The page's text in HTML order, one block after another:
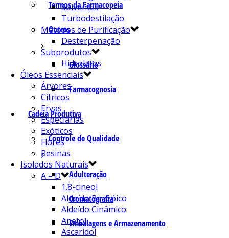
Termos da Farmacopeia
Outros
Glossário
Farmacognosia
Cadeia Produtiva
Controle de Qualidade
Adulteração
Cromatografia
Embalagens e Armazenamento
Solventes
Turbodestilação
Métodos de Purificação
Desterpenação
Subprodutos
Hidrolatos
Óleos Essenciais
Árvores
Cítricos
Ervas
Especiarias
Exóticos
Flores
Resinas
Isolados Naturais
A – D
1.8-cineol
Aldeído Benzóico
Aldeído Cinâmico
Anetol
Ascaridol